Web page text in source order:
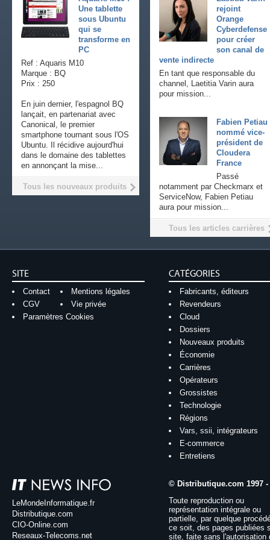
rejoint
Orange
Cyberdefense
pour créer
son canal de
vente indirecte
En tant que responsable du
channel, Laetitia Varin aura
pour mission...
Fabien Petiau
nommé vice-
président de
Cloudera
France
Passé
notamment par Checkmarx et
ServiceNow, Fabien Petiau
aura pour mission...
Tous les articles carrières
Une tablette
sous Ubuntu
qui se
transforme en
PC
Ref : Aquaris M10
Marque : BQ
Prix : 250
En juin dernier, l'espagnol BQ
lançait, en partenariat avec
Canonical, le premier
smartphone tournant sous l'OS
Ubuntu. Il récidive aujourd'hui
dans le domaine des tablettes
en annonçant la mise...
Tous les nouveaux produits
SITE
Contact
Mentions légales
CGV
Vie privée
Paramètres Cookies
CATÉGORIES
Fabricants, éditeurs
Revendeurs
Cloud
Dossiers
Nouveaux produits
Économie
Carrières
Opérateurs
Grossistes
Technologie
Régions
Vars, ssii, intégrateurs
E-commerce
Entretiens
LeMondeInformatique.fr
Distributique.com
CIO-Online.com
Reseaux-Telecoms.net
© Distributique.com 1997 -
Toute reproduction ou
représentation intégrale ou
partielle, par quelque
ce soit, des pages publiées
site, faite sans l'autorisation